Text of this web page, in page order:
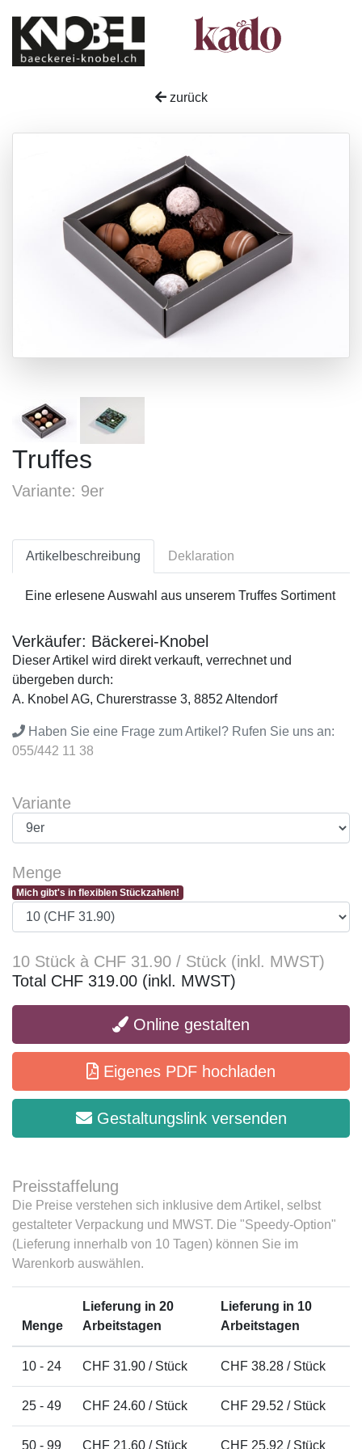
zurück
Truffes
Variante: 9er
Artikelbeschreibung Deklaration
Eine erlesene Auswahl aus unserem Truffes Sortiment
Verkäufer: Bäckerei-Knobel
Dieser Artikel wird direkt verkauft, verrechnet und
übergeben durch:
A. Knobel AG, Churerstrasse 3, 8852 Altendorf
Haben Sie eine Frage zum Artikel? Rufen Sie uns an:
055/442 11 38
Variante
Menge
Mich gibt's in flexiblen Stückzahlen!
10 Stück à CHF 31.90 / Stück (inkl. MWST)
Total CHF 319.00 (inkl. MWST)
Online gestalten
Eigenes PDF hochladen
Gestaltungslink versenden
Preisstaffelung
Die Preise verstehen sich inklusive dem Artikel, selbst
gestalteter Verpackung und MWST. Die "Speedy-Option"
(Lieferung innerhalb von 10 Tagen) können Sie im
Warenkorb auswählen.
Menge
Lieferung in 20
Arbeitstagen
Lieferung in 10
Arbeitstagen
10 - 24 CHF 31.90 / Stück CHF 38.28 / Stück
25 - 49 CHF 24.60 / Stück CHF 29.52 / Stück
50 - 99 CHF 21.60 / Stück CHF 25.92 / Stück